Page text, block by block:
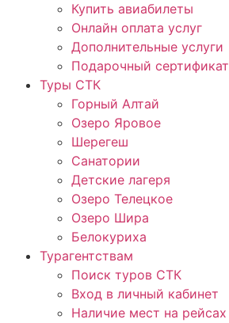
Купить авиабилеты
Онлайн оплата услуг
Дополнительные услуги
Подарочный сертификат
Туры СТК
Горный Алтай
Озеро Яровое
Шерегеш
Санатории
Детские лагеря
Озеро Телецкое
Озеро Шира
Белокуриха
Турагентствам
Поиск туров СТК
Вход в личный кабинет
Наличие мест на рейсах